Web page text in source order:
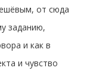
от сюда
заданию,
и как в
и чувство